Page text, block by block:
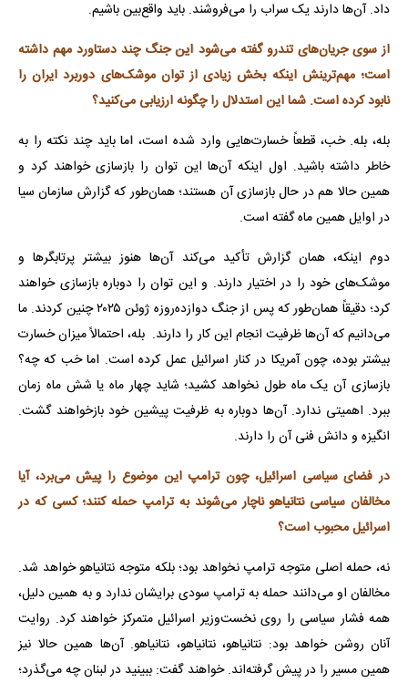
داد. آن‌ها دارند یک سراب را می‌فروشند. باید واقع‌بین باشیم.
از سوی جریان‌های تندرو گفته می‌شود این جنگ چند دستاورد مهم داشته
است؛ مهم‌ترینش اینکه بخش زیادی از توان موشک‌های دوربرد ایران را
نابود کرده است. شما این استدلال را چگونه ارزیابی می‌کنید؟
بله، بله. خب، قطعاً خسارت‌هایی وارد شده است، اما باید چند نکته را به
خاطر داشته باشید. اول اینکه آن‌ها این توان را بازسازی خواهند کرد و
همین حالا هم در حال بازسازی آن هستند؛ همان‌طور که گزارش سازمان سیا
در اوایل همین ماه گفته است.
دوم اینکه، همان گزارش تأکید می‌کند آن‌ها هنوز بیشتر پرتابگرها و
موشک‌های خود را در اختیار دارند. و این توان را دوباره بازسازی خواهند
کرد؛ دقیقاً همان‌طور که پس از جنگ دوازده‌روزه ژوئن ۲۰۲۵ چنین کردند. ما
می‌دانیم که آن‌ها ظرفیت انجام این کار را دارند. بله، احتمالاً میزان خسارت
بیشتر بوده، چون آمریکا در کنار اسرائیل عمل کرده است. اما خب که چه؟
بازسازی آن یک ماه طول نخواهد کشید؛ شاید چهار ماه یا شش ماه زمان
ببرد. اهمیتی ندارد. آن‌ها دوباره به ظرفیت پیشین خود بازخواهند گشت.
انگیزه و دانش فنی آن را دارند.
در فضای سیاسی اسرائیل، چون ترامپ این موضوع را پیش می‌برد، آیا
مخالفان سیاسی نتانیاهو ناچار می‌شوند به ترامپ حمله کنند؛ کسی که در
اسرائیل محبوب است؟
نه، حمله اصلی متوجه ترامپ نخواهد بود؛ بلکه متوجه نتانیاهو خواهد شد.
مخالفان او می‌دانند حمله به ترامپ سودی برایشان ندارد و به همین دلیل،
همه فشار سیاسی را روی نخست‌وزیر اسرائیل متمرکز خواهند کرد. روایت
آنان روشن خواهد بود: نتانیاهو، نتانیاهو، نتانیاهو. آن‌ها همین حالا نیز
همین مسیر را در پیش گرفته‌اند. خواهند گفت: ببینید در لبنان چه می‌گذرد؛